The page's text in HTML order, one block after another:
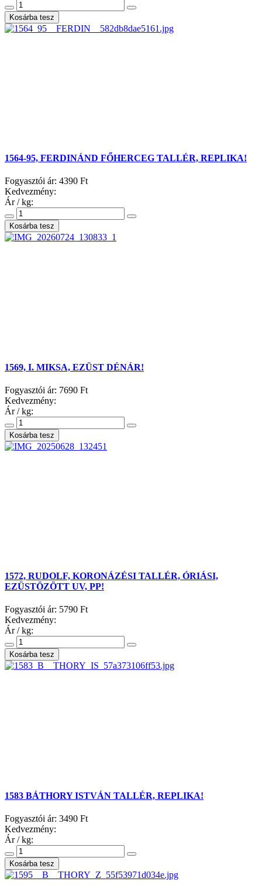
1564-95, FERDINÁND FŐHERCEG TALLÉR, REPLIKA!
Fogyasztói ár: 4390 Ft
Kedvezmény:
Ár / kg:
1569, I. MIKSA, EZÜST DÉNÁR!
Fogyasztói ár: 7690 Ft
Kedvezmény:
Ár / kg:
1572, RUDOLF, KORONÁZÉSI TALLÉR, ÓRIÁSI,
EZÜSTÖZÖTT UV, PP!
Fogyasztói ár: 5790 Ft
Kedvezmény:
Ár / kg:
1583 BÁTHORY ISTVÁN TALLÉR, REPLIKA!
Fogyasztói ár: 3490 Ft
Kedvezmény:
Ár / kg: